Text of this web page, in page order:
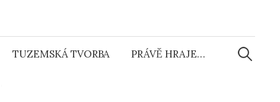
TUZEMSKÁ TVORBA PRÁVĚ HRAJE…